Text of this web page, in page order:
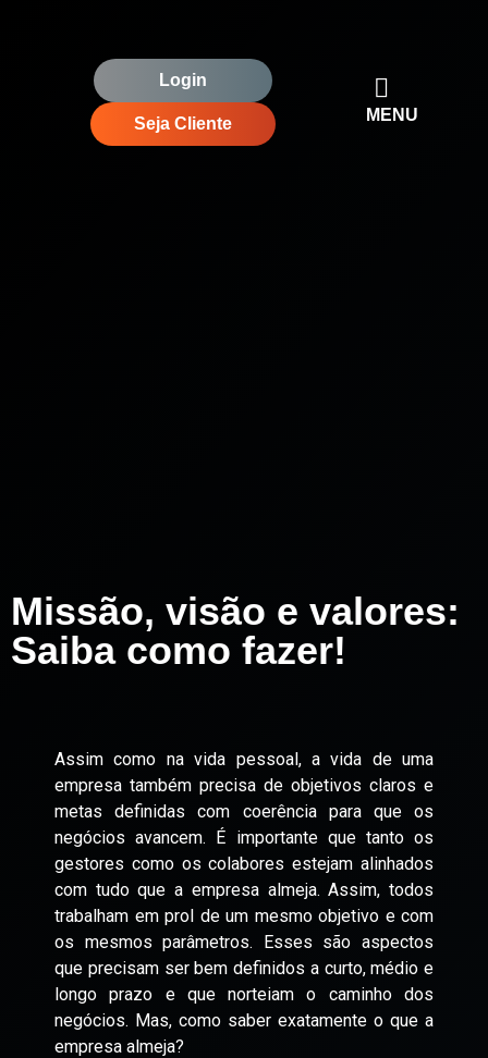
Login
Seja Cliente MENU
Missão, visão e valores:
Saiba como fazer!
Assim como na vida pessoal, a vida de uma
empresa também precisa de objetivos claros e
metas definidas com coerência para que os
negócios avancem. É importante que tanto os
gestores como os colabores estejam alinhados
com tudo que a empresa almeja. Assim, todos
trabalham em prol de um mesmo objetivo e com
os mesmos parâmetros. Esses são aspectos
que precisam ser bem definidos a curto, médio e
longo prazo e que norteiam o caminho dos
negócios. Mas, como saber exatamente o que a
empresa almeja?